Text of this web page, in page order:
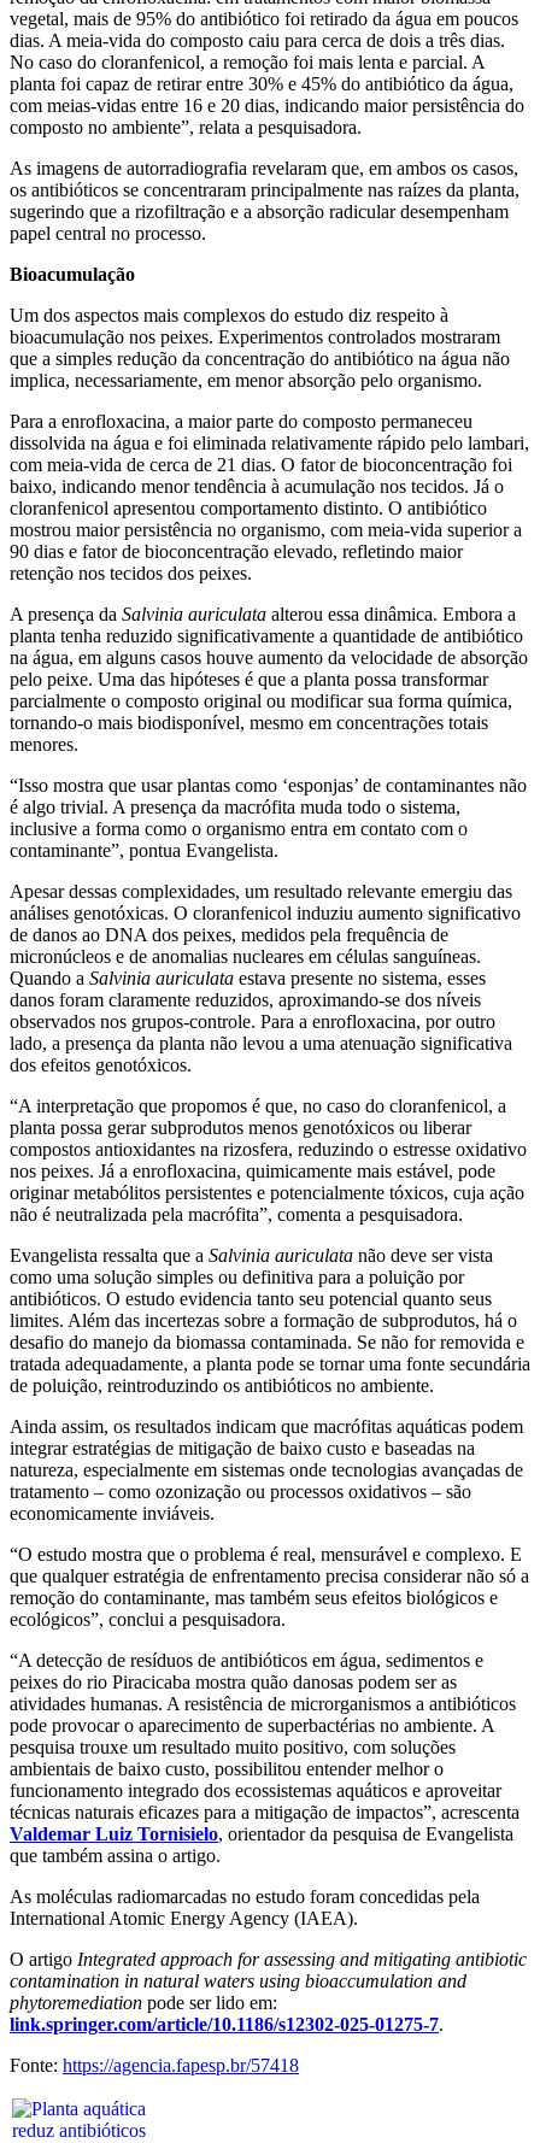
vegetal, mais de 95% do antibiótico foi retirado da água em poucos
dias. A meia-vida do composto caiu para cerca de dois a três dias.
No caso do cloranfenicol, a remoção foi mais lenta e parcial. A
planta foi capaz de retirar entre 30% e 45% do antibiótico da água,
com meias-vidas entre 16 e 20 dias, indicando maior persistência do
composto no ambiente”, relata a pesquisadora.
As imagens de autorradiografia revelaram que, em ambos os casos,
os antibióticos se concentraram principalmente nas raízes da planta,
sugerindo que a rizofiltração e a absorção radicular desempenham
papel central no processo.
Bioacumulação
Um dos aspectos mais complexos do estudo diz respeito à
bioacumulação nos peixes. Experimentos controlados mostraram
que a simples redução da concentração do antibiótico na água não
implica, necessariamente, em menor absorção pelo organismo.
Para a enrofloxacina, a maior parte do composto permaneceu
dissolvida na água e foi eliminada relativamente rápido pelo lambari,
com meia-vida de cerca de 21 dias. O fator de bioconcentração foi
baixo, indicando menor tendência à acumulação nos tecidos. Já o
cloranfenicol apresentou comportamento distinto. O antibiótico
mostrou maior persistência no organismo, com meia-vida superior a
90 dias e fator de bioconcentração elevado, refletindo maior
retenção nos tecidos dos peixes.
A presença da Salvinia auriculata alterou essa dinâmica. Embora a
planta tenha reduzido significativamente a quantidade de antibiótico
na água, em alguns casos houve aumento da velocidade de absorção
pelo peixe. Uma das hipóteses é que a planta possa transformar
parcialmente o composto original ou modificar sua forma química,
tornando-o mais biodisponível, mesmo em concentrações totais
menores.
“Isso mostra que usar plantas como ‘esponjas’ de contaminantes não
é algo trivial. A presença da macrófita muda todo o sistema,
inclusive a forma como o organismo entra em contato com o
contaminante”, pontua Evangelista.
Apesar dessas complexidades, um resultado relevante emergiu das
análises genotóxicas. O cloranfenicol induziu aumento significativo
de danos ao DNA dos peixes, medidos pela frequência de
micronúcleos e de anomalias nucleares em células sanguíneas.
Quando a Salvinia auriculata estava presente no sistema, esses
danos foram claramente reduzidos, aproximando-se dos níveis
observados nos grupos-controle. Para a enrofloxacina, por outro
lado, a presença da planta não levou a uma atenuação significativa
dos efeitos genotóxicos.
“A interpretação que propomos é que, no caso do cloranfenicol, a
planta possa gerar subprodutos menos genotóxicos ou liberar
compostos antioxidantes na rizosfera, reduzindo o estresse oxidativo
nos peixes. Já a enrofloxacina, quimicamente mais estável, pode
originar metabólitos persistentes e potencialmente tóxicos, cuja ação
não é neutralizada pela macrófita”, comenta a pesquisadora.
Evangelista ressalta que a Salvinia auriculata não deve ser vista
como uma solução simples ou definitiva para a poluição por
antibióticos. O estudo evidencia tanto seu potencial quanto seus
limites. Além das incertezas sobre a formação de subprodutos, há o
desafio do manejo da biomassa contaminada. Se não for removida e
tratada adequadamente, a planta pode se tornar uma fonte secundária
de poluição, reintroduzindo os antibióticos no ambiente.
Ainda assim, os resultados indicam que macrófitas aquáticas podem
integrar estratégias de mitigação de baixo custo e baseadas na
natureza, especialmente em sistemas onde tecnologias avançadas de
tratamento – como ozonização ou processos oxidativos – são
economicamente inviáveis.
“O estudo mostra que o problema é real, mensurável e complexo. E
que qualquer estratégia de enfrentamento precisa considerar não só a
remoção do contaminante, mas também seus efeitos biológicos e
ecológicos”, conclui a pesquisadora.
“A detecção de resíduos de antibióticos em água, sedimentos e
peixes do rio Piracicaba mostra quão danosas podem ser as
atividades humanas. A resistência de microrganismos a antibióticos
pode provocar o aparecimento de superbactérias no ambiente. A
pesquisa trouxe um resultado muito positivo, com soluções
ambientais de baixo custo, possibilitou entender melhor o
funcionamento integrado dos ecossistemas aquáticos e aproveitar
técnicas naturais eficazes para a mitigação de impactos”, acrescenta
Valdemar Luiz Tornisielo, orientador da pesquisa de Evangelista
que também assina o artigo.
As moléculas radiomarcadas no estudo foram concedidas pela
International Atomic Energy Agency (IAEA).
O artigo Integrated approach for assessing and mitigating antibiotic
contamination in natural waters using bioaccumulation and
phytoremediation pode ser lido em:
link.springer.com/article/10.1186/s12302-025-01275-7.
Fonte: https://agencia.fapesp.br/57418